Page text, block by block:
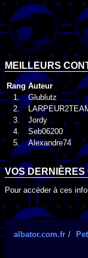
MEILLEURS
Rang Auteur
1.
Glublutz
2.
3.
Jordy
4.
Seb06200
5.
Alexandre74
VOS
Pour accéder à ces
albator.com.fr